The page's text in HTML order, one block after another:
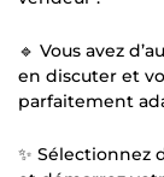
🔹 Vous avez
en discuter et
parfaitement
✨ Sélectionnez